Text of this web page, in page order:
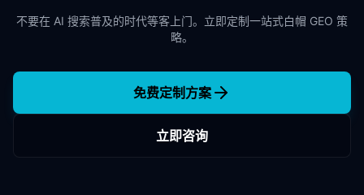
不要在 AI 搜索普及的时代等客上门。立即定制一站式白帽 GEO 策
略。
免费定制方案
立即咨询